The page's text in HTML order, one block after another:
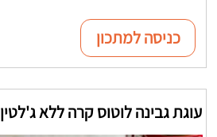
כניסה למתכון
עוגת גבינה לוטוס קרה ללא ג'לטין